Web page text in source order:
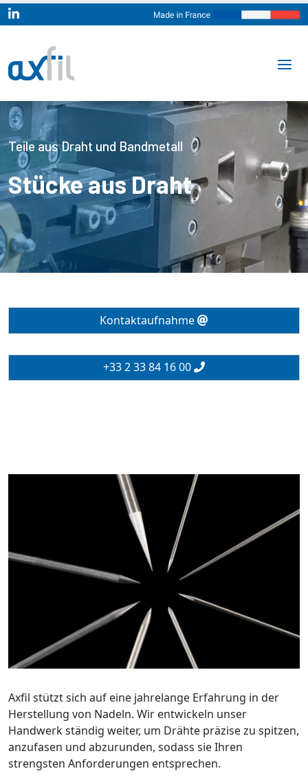

Teile aus Draht und Bandmetall
Stücke aus Draht
Kontaktaufnahme
+33 2 33 84 16 00
Axfil stützt sich auf eine jahrelange Erfahrung in der
Herstellung von Nadeln. Wir entwickeln unser
Handwerk ständig weiter, um Drähte präzise zu spitzen,
anzufasen und abzurunden, sodass sie Ihren
strengsten Anforderungen entsprechen.